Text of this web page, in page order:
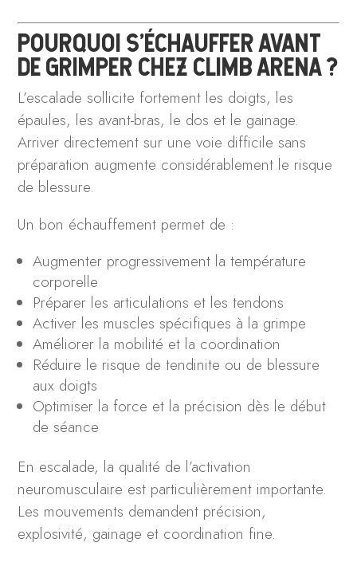
POURQUOI S’ÉCHAUFFER AVANT
DE GRIMPER CHEZ CLIMB ARENA ?
L’escalade sollicite fortement les doigts, les
épaules, les avant-bras, le dos et le gainage.
Arriver directement sur une voie difficile sans
préparation augmente considérablement le risque
de blessure.
Un bon échauffement permet de :
Augmenter progressivement la température
corporelle
Préparer les articulations et les tendons
Activer les muscles spécifiques à la grimpe
Améliorer la mobilité et la coordination
Réduire le risque de tendinite ou de blessure
aux doigts
Optimiser la force et la précision dès le début
de séance
En escalade, la qualité de l’activation
neuromusculaire est particulièrement importante.
Les mouvements demandent précision,
explosivité, gainage et coordination fine.